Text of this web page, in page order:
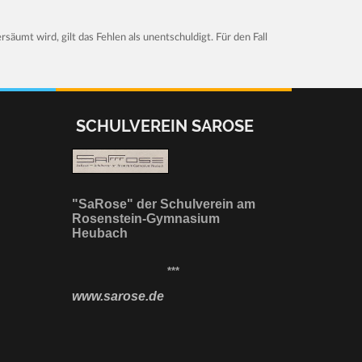
wird, gilt das Fehlen als unentschuldigt. Für den Fall
SCHULVEREIN SAROSE
"SaRose" der Schulverein am
Rosenstein-Gymnasium
Heubach
***
www.sarose.de